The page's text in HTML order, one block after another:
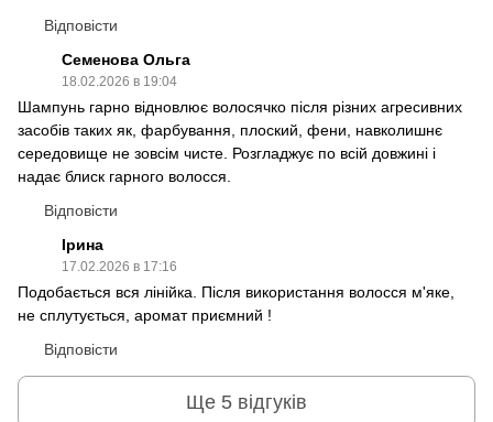
Відповісти
Семенова Ольга
18.02.2026 в 19:04
Шампунь гарно відновлює волосячко після різних агресивних
засобів таких як, фарбування, плоский, фени, навколишнє
середовище не зовсім чисте. Розгладжує по всій довжині і
надає блиск гарного волосся.
Відповісти
Ірина
17.02.2026 в 17:16
Подобається вся лінійка. Після використання волосся м'яке,
не сплутується, аромат приємний !
Відповісти
Ще 5 відгуків